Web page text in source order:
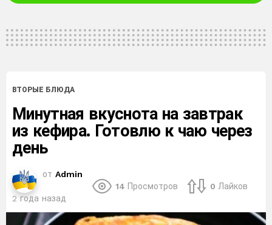
ВТОРЫЕ БЛЮДА
Минутная вкуснота на завтрак
из кефира. Готовлю к чаю через
день
от Admin
2 года назад
14 Просмотров 0 Лайков